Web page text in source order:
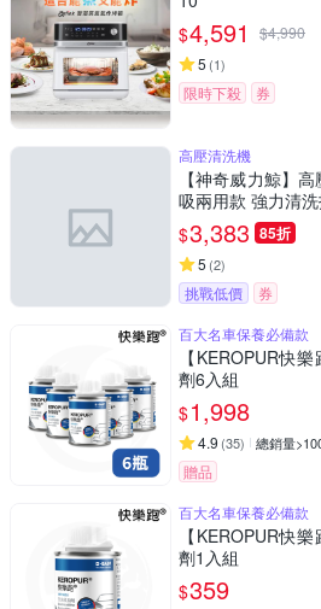
$4,591 $4,990
5 (1)
限時下殺 券
高壓清洗機
【神奇威力鯨】
吸兩用款 強力清
$3,383 85折
5 (2)
挑戰低價
券
百大名車保養必備款
【KEROPUR快
劑6入組
$1,998
4.9 (35) 總銷量
贈品
百大名車保養必備款
【KEROPUR快
劑1入組
$359